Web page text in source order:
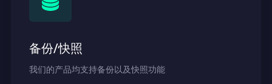
备份/快照
我们的产品均支持备份以及快照功能